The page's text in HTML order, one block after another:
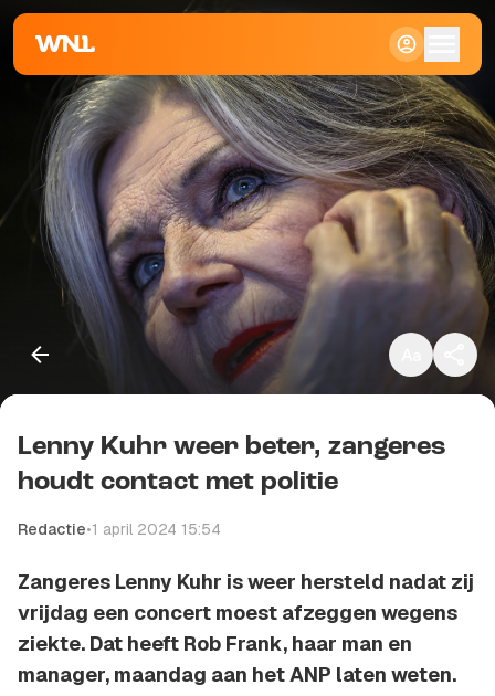
Klein
Standaard
Kopieer link
Lenny Kuhr weer beter, zangeres
houdt contact met politie
Redactie•1 april 2024 15:54
Zangeres Lenny Kuhr is weer hersteld nadat zij
vrijdag een concert moest afzeggen wegens
ziekte. Dat heeft Rob Frank, haar man en
manager, maandag aan het ANP laten weten.